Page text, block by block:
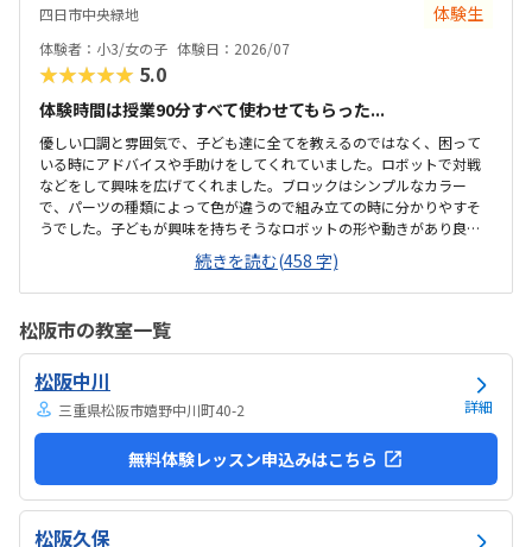
できました。入室したら必ず手を洗うルールも良いです。教室にある
教科書などもきちんと整理整頓されています。キット代が兄弟割引で
半額になりました。入会金も無料に。欲を言えば、...
四日市中央緑地 体験生
体験者：小3/女の子 体験日：2026/07
★★★★★ 5.0
体験時間は授業90分すべて使わせてもらった...
優しい口調と雰囲気で、子ども達に全てを教えるのではなく、困って
いる時にアドバイスや手助けをしてくれていました。ロボットで対戦
などをして興味を広げてくれました。ブロックはシンプルなカラー
で、パーツの種類によって色が違うので組み立ての時に分かりやすそ
うでした。子どもが興味を持ちそうなロボットの形や動きがあり良か
ったです。駐車場は停めやすく、分かりやすい場所にあるので助かり
ます。近くに別の施設もあるので、習ってない兄弟が過ごしやすいと
思いました。教室はシンプルで余計なものが置いてないので集中でき
したりできるのは助かります。料金は今の物価で考えれば高いとは思
いませんが、子どもの成長具合で判断すると思います。子どもが自発
的にどんどん作り進めていったのには正直驚きました。最初からたく
さんあれこれ説明されずブロックを触らせてもらったの...
続きを読む(458 字)
松阪市の教室一覧
松阪中川
三重県松阪市嬉野中川町40-2 詳細
無料体験レッスン申込みはこちら
松阪久保